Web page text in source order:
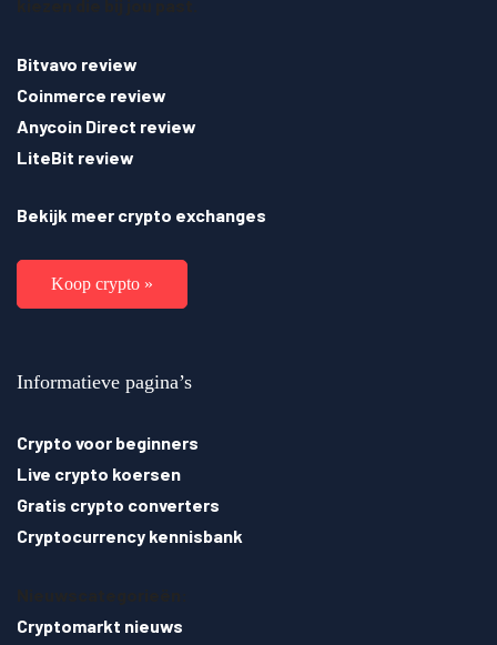
Bitvavo review
Coinmerce review
Anycoin Direct review
LiteBit review
Bekijk meer crypto exchanges
Koop crypto »
Informatieve pagina’s
Crypto voor beginners
Live crypto koersen
Gratis crypto converters
Cryptocurrency kennisbank
Cryptomarkt nieuws